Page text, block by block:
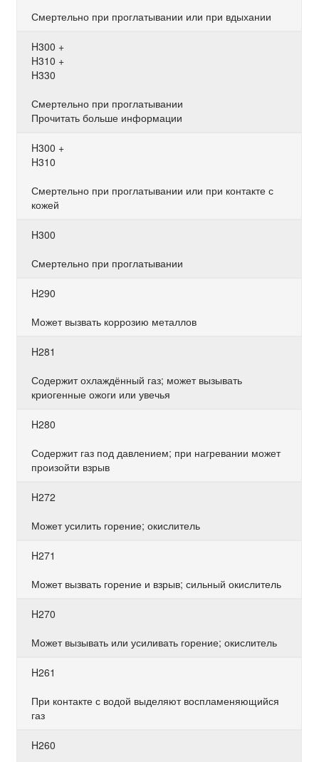
Смертельно при проглатывании или при вдыхании
H300 +
H310 +
H330
Смертельно при проглатывании
Прочитать больше информации
H300 +
H310
Смертельно при проглатывании или при контакте с
кожей
H300
Смертельно при проглатывании
H290
Может вызвать коррозию металлов
H281
Содержит охлаждённый газ; может вызывать
криогенные ожоги или увечья
H280
Содержит газ под давлением; при нагревании может
произойти взрыв
H272
Может усилить горение; окислитель
H271
Может вызвать горение и взрыв; сильный окислитель
H270
Может вызывать или усиливать горение; окислитель
H261
При контакте с водой выделяют воспламеняющийся
газ
H260